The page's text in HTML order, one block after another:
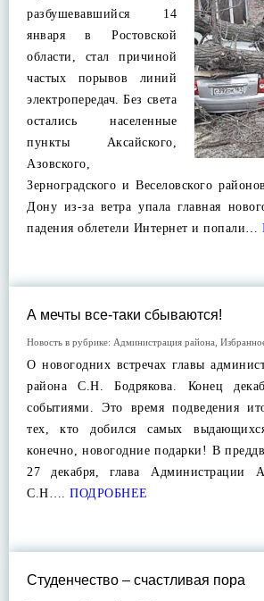
разбушевавшийся 14
января в Ростовской
области, стал причиной
частых порывов линий
электропередач. Без света
остались населенные
пункты Аксайского,
Азовского,
Зерноградского и Веселовского
Дону из-за ветра упала главная
падения облетели Интернет и попали…
А мечты все-таки сбываются!
Новость в рубрике: Администрация района
О новогодних встречах главы
района С.Н. Бодрякова. Конец
событиями. Это время подведения
тех, кто добился самых
конечно, новогодние подарки! В
27 декабря, глава Администрации
С.Н…. ПОДРОБНЕЕ
Студенчество – счастливая пора